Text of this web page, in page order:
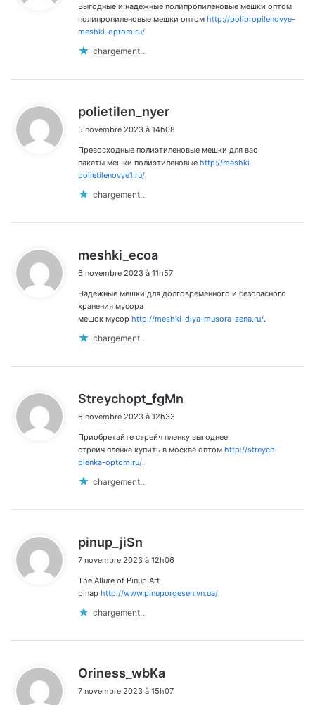
Выгодные и надежные полипропиленовые мешки оптом
полипропиленовые мешки оптом http://polipropilenovye-
meshki-optom.ru/.
chargement…
polietilen_nyer
t
:
5 novembre 2023 à 14h08
Превосходные полиэтиленовые мешки для вас
пакеты мешки полиэтиленовые http://meshki-
polietilenovye1.ru/.
chargement…
meshki_ecoa
t
6 novembre 2023 à 11h57
Надежные мешки для долговременного и безопасного
хранения мусора
мешок мусор http://meshki-dlya-musora-zena.ru/.
chargement…
Streychopt_fgMn
:
6 novembre 2023 à 12h33
Приобретайте стрейч пленку выгоднее
стрейч пленка купить в москве оптом http://streych-
plenka-optom.ru/.
chargement…
pinup_jiSn
t
:
7 novembre 2023 à 12h06
The Allure of Pinup Art
pinap http://www.pinuporgesen.vn.ua/.
chargement…
Oriness_wbKa
t
7 novembre 2023 à 15h07